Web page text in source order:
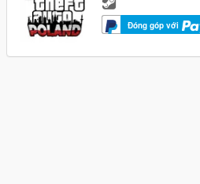
Đóng góp với